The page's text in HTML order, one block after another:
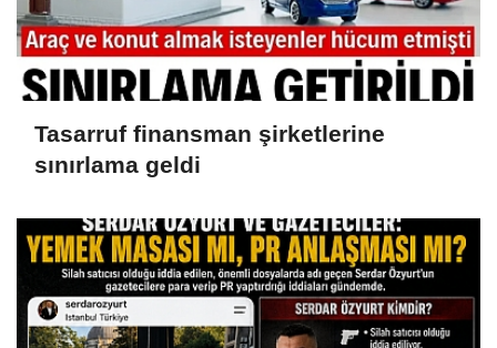
Tasarruf finansman şirketlerine
sınırlama geldi